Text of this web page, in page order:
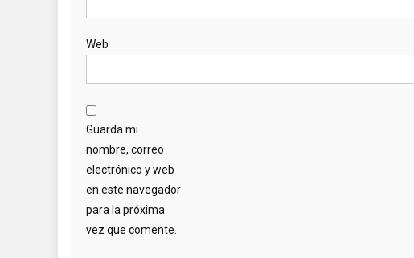
Web
Guarda mi
nombre, correo
electrónico y web
en este navegador
para la próxima
vez que comente.